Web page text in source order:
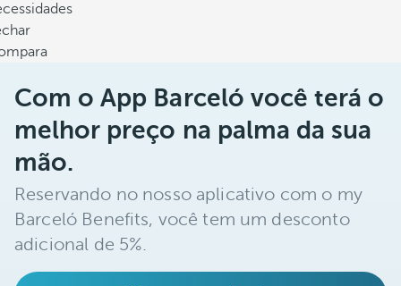
Com o App Barceló você terá o
melhor preço na palma da sua
mão.
Reservando no nosso aplicativo com o my
Barceló Benefits, você tem um desconto
adicional de 5%.